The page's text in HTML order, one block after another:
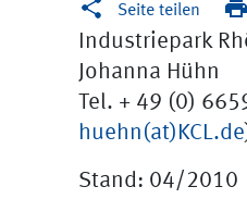
Seite teilen
Industriepark
Johanna Hühn
Tel. + 49 (0)
huehn(at)KCL.de
Stand: 04/2010